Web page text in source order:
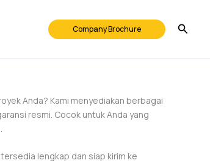
Company Brochure
Anda? Kami menyediakan berbagai
resmi. Cocok untuk Anda yang
lengkap dan siap kirim ke